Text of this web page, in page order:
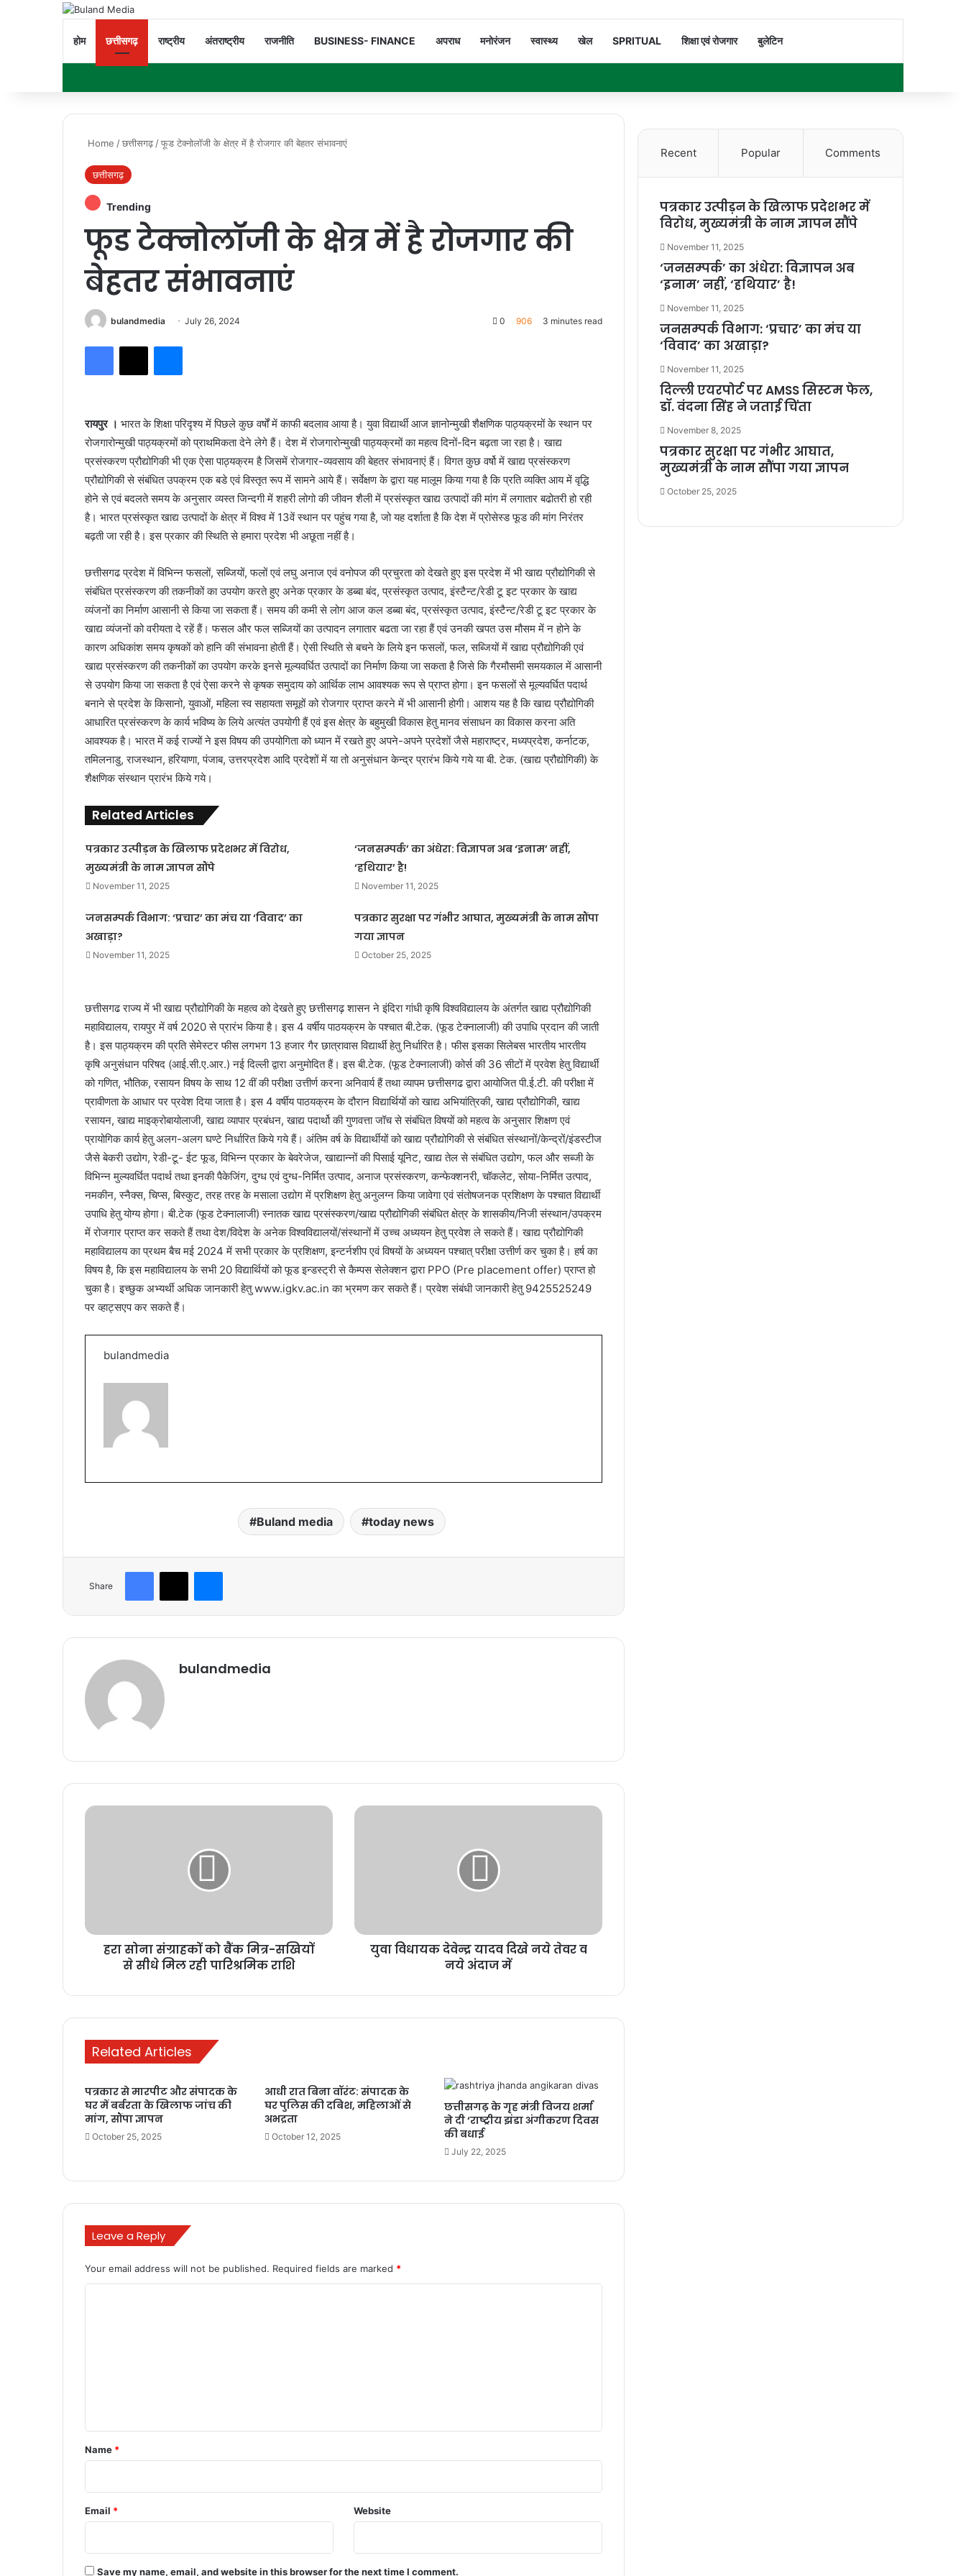
होम छत्तीसगढ़ राष्ट्रीय अंतराष्ट्रीय राजनीति BUSINESS- FINANCE अपराध मनोरंजन स्वास्थ्य खेल SPRITUAL शिक्षा एवं रोजगार बुलेटिन
Home /छत्तीसगढ़ /फूड टेक्नोलॉजी के क्षेत्र में है रोजगार की बेहतर संभावनाएं
छत्तीसगढ़
Trending
फूड टेक्नोलॉजी के क्षेत्र में है रोजगार की
बेहतर संभावनाएं
bulandmedia July 26, 2024 0 906 3 minutes read
Facebook
X Messenger
रायपुर । भारत के शिक्षा परिदृश्य में पिछले कुछ वर्षों में काफी बदलाव आया है। युवा विद्यार्थी आज ज्ञानोन्मुखी शैक्षणिक पाठ्यक्रमों के स्थान पर
रोजगारोन्मुखी पाठ्यक्रमों को प्राथमिकता देने लेगे हैं। देश में रोजगारोन्मुखी पाठ्यक्रमों का महत्व दिनों-दिन बढ़ता जा रहा है। खाद्य
प्रसंस्करण प्रौद्योगिकी भी एक ऐसा पाठ्यक्रम है जिसमें रोजगार-व्यवसाय की बेहतर संभावनाएं हैं। विगत कुछ वर्षो में खाद्य प्रसंस्करण
प्रौद्योगिकी से संबंधित उपक्रम एक बडे एवं विस्तृत रूप में सामने आये हैं। सर्वेक्षण के द्वारा यह मालूम किया गया है कि प्रति व्यक्ति आय में वृद्धि
होने से एवं बदलते समय के अनुसार व्यस्त जिन्दगी में शहरी लोगो की जीवन शैली में प्रसंस्कृत खाद्य उत्पादों की मांग में लगातार बढोतरी हो रही
है। भारत प्रसंस्कृत खाद्य उत्पादों के क्षेत्र में विश्व में 13वें स्थान पर पहुंच गया है, जो यह दर्शाता है कि देश में प्रोसेस्ड फूड की मांग निरंतर
बढ़ती जा रही है। इस प्रकार की स्थिति से हमारा प्रदेश भी अछूता नहीं है।
छत्तीसगढ प्रदेश में विभिन्न फसलों, सब्जियों, फलों एवं लघु अनाज एवं वनोपज की प्रचुरता को देखते हुए इस प्रदेश में भी खाद्य प्रौद्योगिकी से
संबंधित प्रसंस्करण की तकनीकों का उपयोग करते हुए अनेक प्रकार के डब्बा बंद, प्रसंस्कृत उत्पाद, इंस्टैन्ट/रेडी टू इट प्रकार के खाद्य
व्यंजनों का निर्माण आसानी से किया जा सकता हैं। समय की कमी से लोग आज कल डब्बा बंद, प्रसंस्कृत उत्पाद, इंस्टैन्ट/रेडी टू इट प्रकार के
खाद्य व्यंजनों को वरीयता दे रहें हैं। फसल और फल सब्जियों का उत्पादन लगातार बढता जा रहा हैं एवं उनकी खपत उस मौसम में न होने के
कारण अधिकांश समय कृषकों को हानि की संभावना होती हैं। ऐसी स्थिति से बचने के लिये इन फसलों, फल, सब्जियों में खाद्य प्रौद्योगिकी एवं
खाद्य प्रसंस्करण की तकनीकों का उपयोग करके इनसे मूल्यवर्धित उत्पादों का निर्माण किया जा सकता है जिसे कि गैरमौसमी समयकाल में आसानी
से उपयोग किया जा सकता है एवं ऐसा करने से कृषक समुदाय को आर्थिक लाभ आवश्यक रूप से प्राप्त होगा। इन फसलों से मूल्यवर्धित पदार्थ
बनाने से प्रदेश के किसानो, युवाओं, महिला स्व सहायता समूहों को रोजगार प्राप्त करने में भी आसानी होगी। आशय यह है कि खाद्य प्रौद्योगिकी
आधारित प्रसंस्करण के कार्य भविष्य के लिये अत्यंत उपयोगी हैं एवं इस क्षेत्र के बहुमुखी विकास हेतु मानव संसाधन का विकास करना अति
आवश्यक है। भारत में कई राज्यों ने इस विषय की उपयोगिता को ध्यान में रखते हुए अपने-अपने प्रदेशों जैसे महाराष्ट्र, मध्यप्रदेश, कर्नाटक,
तमिलनाडु, राजस्थान, हरियाणा, पंजाब, उत्तरप्रदेश आदि प्रदेशों में या तो अनुसंधान केन्द्र प्रारंभ किये गये या बी. टेक. (खाद्य प्रौद्योगिकी) के
शैक्षणिक संस्थान प्रारंभ किये गये।
Related Articles
पत्रकार उत्पीड़न के खिलाफ प्रदेशभर में विरोध,
मुख्यमंत्री के नाम ज्ञापन सौंपे
November 11, 2025
‘जनसम्पर्क’ का अंधेरा: विज्ञापन अब ‘इनाम’ नहीं,
‘हथियार’ है!
November 11, 2025
जनसम्पर्क विभाग: ‘प्रचार’ का मंच या ‘विवाद’ का
अखाड़ा?
November 11, 2025
पत्रकार सुरक्षा पर गंभीर आघात, मुख्यमंत्री के नाम सौंपा
गया ज्ञापन
October 25, 2025
छत्तीसगढ राज्य में भी खाद्य प्रौद्योगिकी के महत्व को देखते हुए छत्तीसगढ़ शासन ने इंदिरा गांधी कृषि विश्वविद्यालय के अंतर्गत खाद्य प्रौद्योगिकी
महाविद्यालय, रायपुर में वर्ष 2020 से प्रारंभ किया है। इस 4 वर्षीय पाठयक्रम के पश्चात बी.टेक. (फूड टेक्नालाजी) की उपाधि प्रदान की जाती
है। इस पाठ्यक्रम की प्रति सेमेस्टर फीस लगभग 13 हजार गैर छात्रावास विद्यार्थी हेतु निर्धारित है। फीस इसका सिलेबस भारतीय भारतीय
कृषि अनुसंधान परिषद (आई.सी.ए.आर.) नई दिल्ली द्वारा अनुमोदित हैं। इस बी.टेक. (फूड टेक्नालाजी) कोर्स की 36 सीटों में प्रवेश हेतु विद्यार्थी
को गणित, भौतिक, रसायन विषय के साथ 12 वीं की परीक्षा उत्तीर्ण करना अनिवार्य हैं तथा व्यापम छत्तीसगढ द्वारा आयोजित पी.ई.टी. की परीक्षा में
प्रावीणता के आधार पर प्रवेश दिया जाता है। इस 4 वर्षीय पाठयक्रम के दौरान विद्यार्थियों को खाद्य अभियांत्रिकी, खाद्य प्रौद्योगिकी, खाद्य
रसायन, खाद्य माइक्रोबायोलाजी, खाद्य व्यापार प्रबंधन, खाद्य पदार्थो की गुणवत्ता जॉच से संबंधित विषयों को महत्व के अनुसार शिक्षण एवं
प्रायोगिक कार्य हेतु अलग-अलग घण्टे निर्धारित किये गये हैं। अंतिम वर्ष के विद्यार्थीयों को खाद्य प्रौद्योगिकी से संबंधित संस्थानों/केन्द्रों/इंडस्टीज
जैसे बेकरी उद्योग, रेडी-टू- ईट फूड, विभिन्न प्रकार के बेवरेजेज, खाद्यान्नों की पिसाई यूनिट, खाद्य तेल से संबंधित उद्योग, फल और सब्जी के
विभिन्न मुल्यवर्धित पदार्थ तथा इनकी पैकेजिंग, दुग्ध एवं दुग्ध-निर्मित उत्पाद, अनाज प्रसंस्करण, कन्फेक्शनरी, चॉकलेट, सोया-निर्मित उत्पाद,
नमकीन, स्नैक्स, चिप्स, बिस्कुट, तरह तरह के मसाला उद्योग में प्रशिक्षण हेतु अनुलग्न किया जावेगा एवं संतोषजनक प्रशिक्षण के पश्चात विद्यार्थी
उपाधि हेतु योग्य होगा। बी.टेक (फूड टेक्नालाजी) स्नातक खाद्य प्रसंस्करण/खाद्य प्रौद्योगिकी संबंधित क्षेत्र के शासकीय/निजी संस्थान/उपक्रम
में रोजगार प्राप्त कर सकते हैं तथा देश/विदेश के अनेक विश्वविद्यालयों/संस्थानों में उच्च अध्ययन हेतु प्रवेश ले सकते हैं। खाद्य प्रौद्योगिकी
महाविद्यालय का प्रथम बैच मई 2024 में सभी प्रकार के प्रशिक्षण, इन्टर्नशीप एवं विषयों के अध्ययन पश्चात् परीक्षा उत्तीर्ण कर चुका है। हर्ष का
विषय है, कि इस महाविद्यालय के सभी 20 विद्यार्थियों को फूड इन्डस्ट्री से कैम्पस सेलेक्शन द्वारा PPO (Pre placement offer) प्राप्त हो
चुका है। इच्छुक अभ्यर्थी अधिक जानकारी हेतु www.igkv.ac.in का भ्रमण कर सकते हैं। प्रवेश संबंधी जानकारी हेतु 9425525249
पर व्हाट्सएप कर सकते हैं।
bulandmedia
Buland media today news
Share
Facebook
X Messenger
bulandmedia
हरा
सीधे
राशि
हरा सोना संग्राहकों को बैंक मित्र-सखियों
से सीधे मिल रही पारिश्रमिक राशि
युवा
नये
अंदाजयुवा विधायक देवेन्द्र यादव दिखे नये तेवर व
नये अंदाज में
Related Articles
पत्रकार से मारपीट और संपादक के
घर में बर्बरता के खिलाफ जांच की
मांग, सौंपा ज्ञापन
October 25, 2025
आधी रात बिना वॉरंट: संपादक के
घर पुलिस की दबिश, महिलाओं से
अभद्रता
October 12, 2025
छत्तीसगढ़ के गृह मंत्री विजय शर्मा
ने दी ‘राष्ट्रीय झंडा अंगीकरण दिवस
की बधाई
July 22, 2025
Leave a Reply
Your email address will not be published. Required fields are marked *
*
Name *
Email * Website
Save my name, email, and website in this browser for the next time I comment.
Recent Popular Comments
पत्रकार उत्पीड़न के खिलाफ प्रदेशभर में
विरोध, मुख्यमंत्री के नाम ज्ञापन सौंपे
November 11, 2025
‘जनसम्पर्क’ का अंधेरा: विज्ञापन अब
‘इनाम’ नहीं, ‘हथियार’ है!
November 11, 2025
जनसम्पर्क विभाग: ‘प्रचार’ का मंच या
‘विवाद’ का अखाड़ा?
November 11, 2025
दिल्ली एयरपोर्ट पर AMSS सिस्टम फेल,
डॉ. वंदना सिंह ने जताई चिंता
November 8, 2025
पत्रकार सुरक्षा पर गंभीर आघात,
मुख्यमंत्री के नाम सौंपा गया ज्ञापन
October 25, 2025